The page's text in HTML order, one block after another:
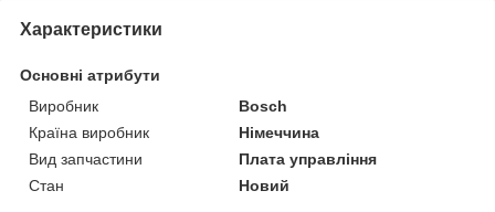
Характеристики
Основні атрибути
Виробник
Bosch
Країна виробник
Німеччина
Вид запчастини
Плата управління
Стан
Новий